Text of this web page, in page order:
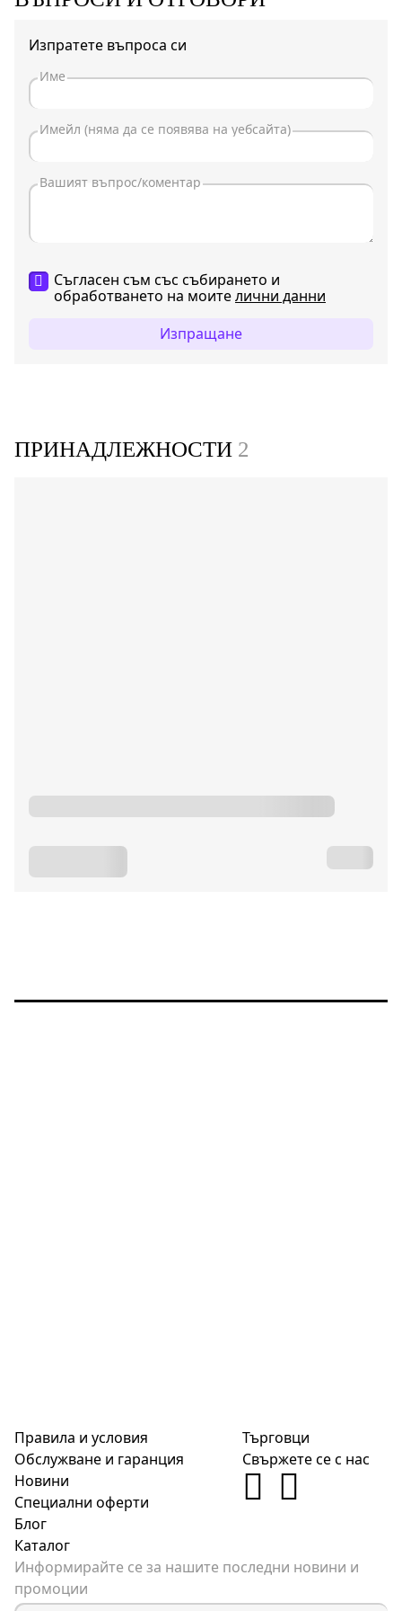
Изпратете въпроса си
Съгласен съм със събирането и
обработването на моителични данни
Изпращане
ПРИНАДЛЕЖНОСТИ 2
Правила и условия
Обслужване и гаранция
Новини
Специални оферти
Блог
Каталог
Търговци
Свържете се с нас
Информирайте се за нашите последни новини и
промоции